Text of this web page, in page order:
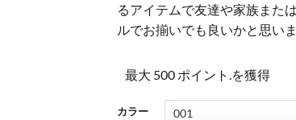
るアイテムで友達や家族また
ルでお揃いでも良いかと思いま
最大 500 ポイント.を獲得
カラー